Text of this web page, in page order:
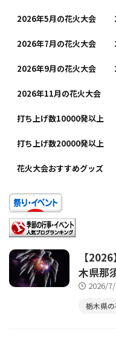
2026年5月の花火大会
2026年7月の花火大会
2026年9月の花火大会
2026年11月の花火大会
打ち上げ数10000発以上
打ち上げ数20000発以上
花火大会おすすめグッズ
【
木県那
2026/
栃木県